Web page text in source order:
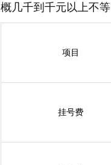
概几千到千元以上不
项目
挂号费